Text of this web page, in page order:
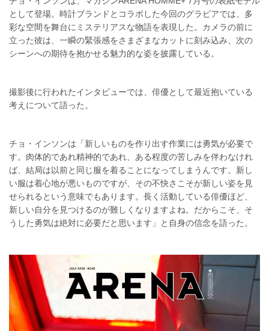
として登場。時計ブランドとコラボした今回のグラビアでは、多
彩な空間を舞台にミステリアスな物語を表現した。カメラの前に
立った彼は、一瞬の緊張感をさまざまなカットに刻み込み、次の
シーンへの期待を抱かせる魅力的な姿を披露している。
撮影後に行われたインタビューでは、俳優として最近抱いている
考えについて語った。
チョ・インソンは「新しいものを作り出す作業には勇気が必要で
す。肉体的であれ精神的であれ、ある程度の苦しみを伴わなけれ
ば、結局は以前と同じ服を着ることになってしまうんです。新し
い服は着心地が悪いものですが、その不快さこそが新しい姿を見
せられるという意味でもあります。長く活動している俳優ほど、
新しい自分を見つけるのが難しくなりますよね。だからこそ、そ
うした勇気は絶対に必要だと思います」と自身の信念を語った。